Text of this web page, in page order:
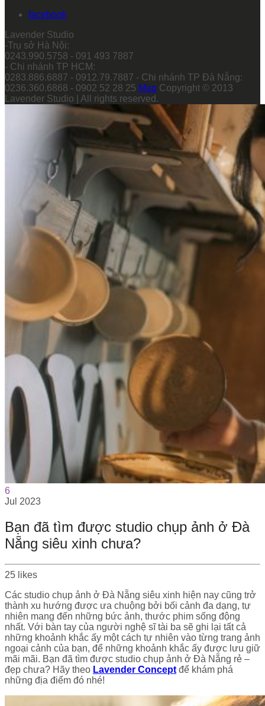
facebook
Lavender Studio
-Trụ sở Hà Nội:
0243.990.5758 - 091 493 7887
- Chi nhánh TP HCM:
0283.886.6887 - 0912.79.7887 - Chi nhánh TP Đà Nẵng:
0236.360.6868 - 0902 52 28 25 Map Copyright © 2013
Lavender Studio | All rights reserved.
6
Jul 2023
Bạn đã tìm được studio chụp ảnh ở Đà
Nẵng siêu xinh chưa?
25 likes
Các studio chụp ảnh ở Đà Nẵng siêu xinh hiện nay cũng trở
thành xu hướng được ưa chuộng bởi bối cảnh đa dạng, tự
nhiên mang đến những bức ảnh, thước phim sống động
nhất. Với bàn tay của người nghệ sĩ tài ba sẽ ghi lại tất cả
những khoảnh khắc ấy một cách tự nhiên vào từng trang ảnh
ngoại cảnh của bạn, để những khoảnh khắc ấy được lưu giữ
mãi mãi. Bạn đã tìm được studio chụp ảnh ở Đà Nẵng rẻ –
đẹp chưa? Hãy theo Lavender Concept để khám phá
những địa điểm đó nhé!